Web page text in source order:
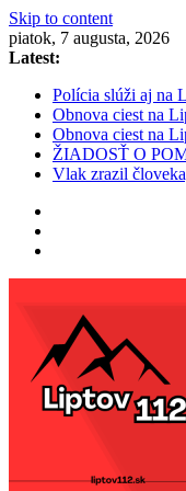
Skip to content
piatok, 7 augusta, 2026
Latest:
Polícia slúži aj na
Obnova ciest na
Obnova ciest na
ŽIADOSŤ O
Vlak zrazil